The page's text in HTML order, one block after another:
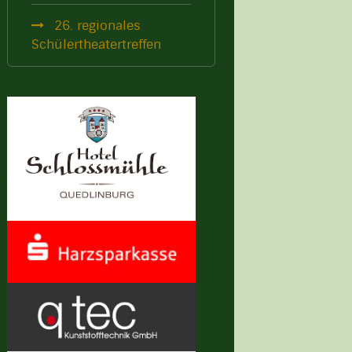
26. regionales
Schülertheatertreffen